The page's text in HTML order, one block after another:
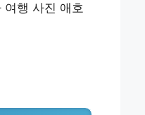
여행 사진 애호